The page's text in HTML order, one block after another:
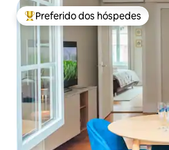
Entre os melhores preferidos
Preferido dos hóspedes